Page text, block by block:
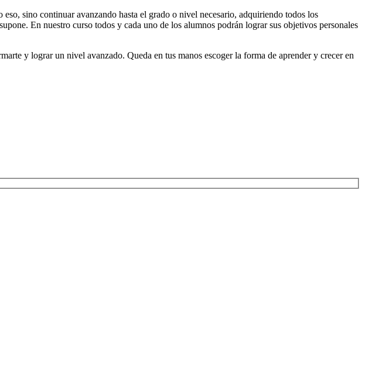
sino continuar avanzando hasta el grado o nivel necesario, adquiriendo todos los
En nuestro curso todos y cada uno de los alumnos podrán lograr sus objetivos personales
y lograr un nivel avanzado. Queda en tus manos escoger la forma de aprender y crecer en